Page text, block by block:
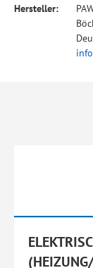
Hersteller: